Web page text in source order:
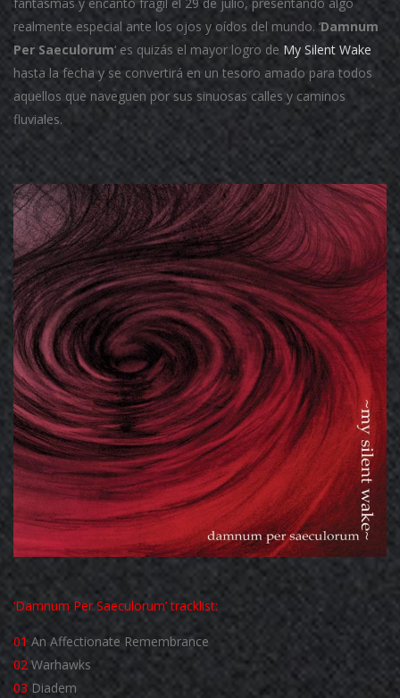
realmente especial ante los ojos y oídos del mundo. ‘Damnum
Per Saeculorum‘ es quizás el mayor logro de My Silent Wake
hasta la fecha y se convertirá en un tesoro amado para todos
aquellos que naveguen por sus sinuosas calles y caminos
fluviales.
‘Damnum Per Saeculorum’ tracklist:
01 An Affectionate Remembrance
02Warhawks
03 Diadem